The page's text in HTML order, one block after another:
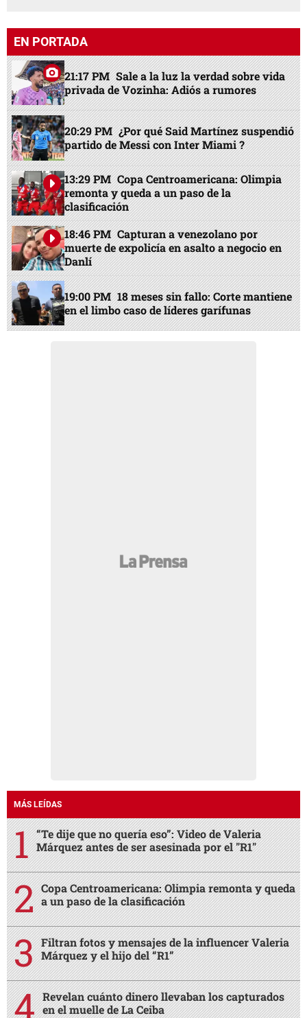
EN PORTADA
21:17 PM Sale a la luz la verdad sobre vida
privada de Vozinha: Adiós a rumores
20:29 PM ¿Por qué Said Martínez suspendió
partido de Messi con Inter Miami ?
13:29 PM Copa Centroamericana: Olimpia
remonta y queda a un paso de la
clasificación
18:46 PM Capturan a venezolano por
muerte de expolicía en asalto a negocio en
Danlí
19:00 PM 18 meses sin fallo: Corte mantiene
en el limbo caso de líderes garífunas
MÁS LEÍDAS
“Te dije que no quería eso”: Video de Valeria
Márquez antes de ser asesinada por el "R1"
Copa Centroamericana: Olimpia remonta y queda
a un paso de la clasificación
Filtran fotos y mensajes de la influencer Valeria
Márquez y el hijo del “R1”
Revelan cuánto dinero llevaban los capturados
en el muelle de La Ceiba